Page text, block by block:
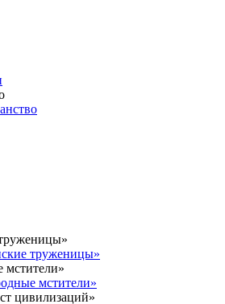
труженицы»
мстители»
мстители»
цивилизаций»